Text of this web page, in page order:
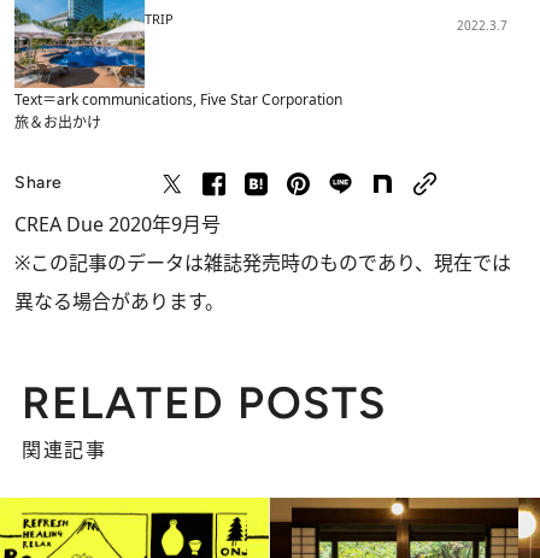
TRIP 2022.3.7
Text＝ark communications, Five Star Corporation
旅＆お出かけ
Share
CREA Due 2020年9月号
※この記事のデータは雑誌発売時のものであり、現在では
異なる場合があります。
RELATED POSTS
関連記事